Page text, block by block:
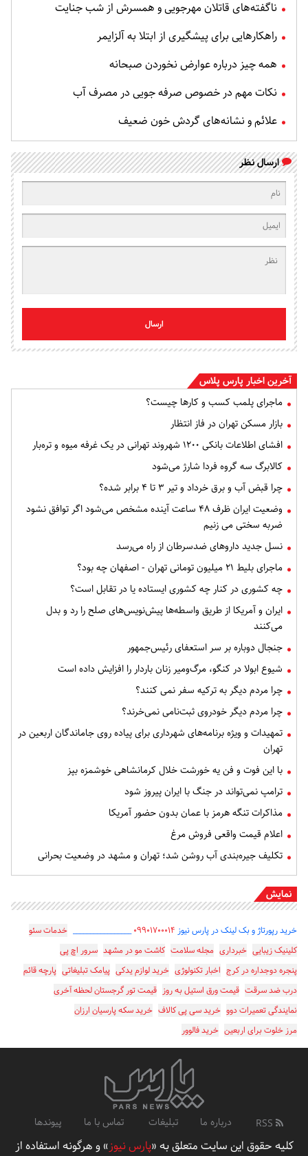
ناگفته‌های قاتلان مهرجویی و همسرش از شب جنایت
راهکارهایی برای پیشگیری از ابتلا به آلزایمر
همه چیز درباره عوارض نخوردن صبحانه
نکات مهم در خصوص صرفه جویی در مصرف آب
علائم و نشانه‌های گردش خون ضعیف
ارسال نظر
ارسال
آخرین اخبار پارس پلاس
ماجرای پلمب کسب و کارها چیست؟
بازار مسکن تهران در فاز انتظار
افشای اطلاعات بانکی ۱۲۰۰ شهروند تهرانی در یک غرفه میوه و تره‌بار
کالابرگ سه گروه فردا شارژ می‌شود
چرا قبض آب و برق خرداد و تیر ۳ تا ۴ برابر شده؟
وضعیت ایران ظرف ۴۸ ساعت آینده مشخص می‌شود اگر توافق نشود
ضربه سختی می زنیم
نسل جدید داروهای ضدسرطان از راه می‌رسد
ماجرای بلیط ۲۱ میلیون تومانی تهران - اصفهان چه بود؟
چه کشوری در کنار چه کشوری ایستاده یا در تقابل است؟
ایران و آمریکا از طریق واسطه‌ها پیش‌نویس‌های صلح را رد و بدل
می‌کنند
جنجال دوباره بر سر استعفای رئیس‌جمهور
شیوع ابولا در کنگو، مرگ‌ومیر زنان باردار را افزایش داده است
چرا مردم دیگر به ترکیه سفر نمی کنند؟
چرا مردم دیگر خودروی ثبت‌نامی نمی‌خرند؟
تمهیدات و ویژه برنامه‌های شهرداری برای پیاده روی جاماندگان اربعین در
تهران
با این فوت و فن یه خورشت خلال کرمانشاهی خوشمزه بپز
ترامپ نمی‌تواند در جنگ با ایران پیروز شود
مذاکرات تنگه هرمز با عمان بدون حضور آمریکا
اعلام قیمت واقعی فروش مرغ
تکلیف جیره‌بندی آب روشن شد؛ تهران و مشهد در وضعیت بحرانی
نمایش
خرید رپورتاژ و بک لینک در پارس نیوز ۰۹۹۰۱۷۰۰۰۱۴_________________ خدمات سئو
کلینیک زیبایی خبرداری مجله سلامت کاشت مو در مشهد سرور اچ پی
پنجره دوجداره در کرج اخبار تکنولوژی خرید لوازم یدکی پیامک تبلیغاتی پارچه قائم
درب ضد سرقت قیمت ورق استیل به روز قیمت تور گرجستان لحظه آخری
نمایندگی تعمیرات دوو خرید سی پی کالاف خرید سکه پارسیان ارزان
مرز خلوت برای اربعین خرید فالوور
درباره ما تبلیغات تماس با ما پیوندها
کلیه حقوق این سایت متعلق به «پارس نیوز» و هرگونه استفاده از